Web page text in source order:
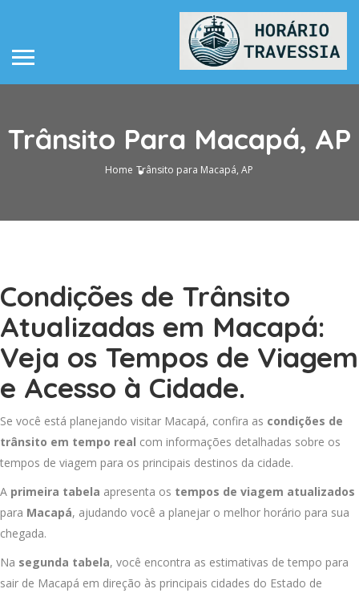
Trânsito Para Macapá, AP
Home Trânsito para Macapá, AP
Condições de Trânsito
Atualizadas em Macapá:
Veja os Tempos de Viagem
e Acesso à Cidade.
Se você está planejando visitar Macapá, confira as condições de
trânsito em tempo real com informações detalhadas sobre os
tempos de viagem para os principais destinos da cidade.
A primeira tabela apresenta os tempos de viagem atualizados
para Macapá, ajudando você a planejar o melhor horário para sua
chegada.
Na segunda tabela, você encontra as estimativas de tempo para
sair de Macapá em direção às principais cidades do Estado de